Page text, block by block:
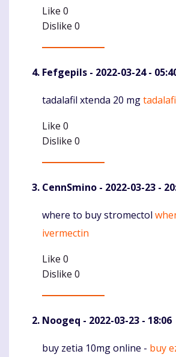
Like 0
Dislike 0
Fefgepils - 2022-03-24 -
Komentaras
tadalafil xtenda 20 mg
Like 0
Dislike 0
CennSmino - 2022-03-23 -
Komentaras
where to buy stromectol
ivermectin
Like 0
Dislike 0
Noogeq - 2022-03-23 - 18:06
Komentaras
buy zetia 10mg online - buy